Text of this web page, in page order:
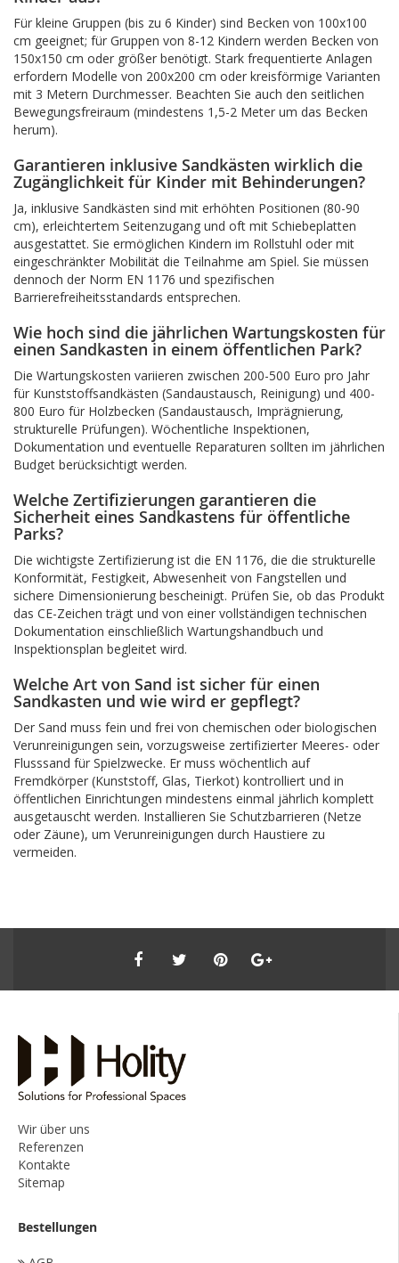
Für kleine Gruppen (bis zu 6 Kinder) sind Becken von 100x100
cm geeignet; für Gruppen von 8-12 Kindern werden Becken von
150x150 cm oder größer benötigt. Stark frequentierte Anlagen
erfordern Modelle von 200x200 cm oder kreisförmige Varianten
mit 3 Metern Durchmesser. Beachten Sie auch den seitlichen
Bewegungsfreiraum (mindestens 1,5-2 Meter um das Becken
herum).
Garantieren inklusive Sandkästen wirklich die
Zugänglichkeit für Kinder mit Behinderungen?
Ja, inklusive Sandkästen sind mit erhöhten Positionen (80-90
cm), erleichtertem Seitenzugang und oft mit Schiebeplatten
ausgestattet. Sie ermöglichen Kindern im Rollstuhl oder mit
eingeschränkter Mobilität die Teilnahme am Spiel. Sie müssen
dennoch der Norm EN 1176 und spezifischen
Barrierefreiheitsstandards entsprechen.
Wie hoch sind die jährlichen Wartungskosten für
einen Sandkasten in einem öffentlichen Park?
Die Wartungskosten variieren zwischen 200-500 Euro pro Jahr
für Kunststoffsandkästen (Sandaustausch, Reinigung) und 400-
800 Euro für Holzbecken (Sandaustausch, Imprägnierung,
strukturelle Prüfungen). Wöchentliche Inspektionen,
Dokumentation und eventuelle Reparaturen sollten im jährlichen
Budget berücksichtigt werden.
Welche Zertifizierungen garantieren die
Sicherheit eines Sandkastens für öffentliche
Parks?
Die wichtigste Zertifizierung ist die EN 1176, die die strukturelle
Konformität, Festigkeit, Abwesenheit von Fangstellen und
sichere Dimensionierung bescheinigt. Prüfen Sie, ob das Produkt
das CE-Zeichen trägt und von einer vollständigen technischen
Dokumentation einschließlich Wartungshandbuch und
Inspektionsplan begleitet wird.
Welche Art von Sand ist sicher für einen
Sandkasten und wie wird er gepflegt?
Der Sand muss fein und frei von chemischen oder biologischen
Verunreinigungen sein, vorzugsweise zertifizierter Meeres- oder
Flusssand für Spielzwecke. Er muss wöchentlich auf
Fremdkörper (Kunststoff, Glas, Tierkot) kontrolliert und in
öffentlichen Einrichtungen mindestens einmal jährlich komplett
ausgetauscht werden. Installieren Sie Schutzbarrieren (Netze
oder Zäune), um Verunreinigungen durch Haustiere zu
vermeiden.
Wir über uns
Referenzen
Kontakte
Sitemap
Bestellungen